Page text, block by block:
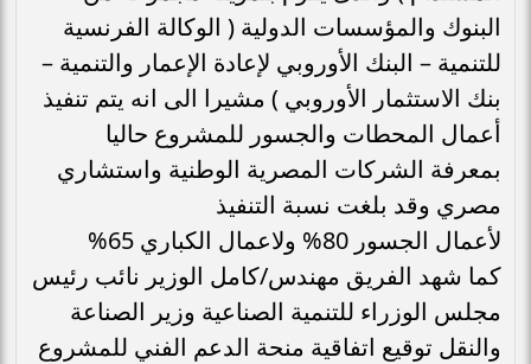
البنوك والمؤسسات الدولية ( الوكالة الفرنسية
للتنمية – البنك الأوروبي لإعادة الإعمار والتنمية –
بنك الاستثمار الأوروبي ) مشيرا الى انه يتم تنفيذ
أعمال المحطات والجسور للمشروع حاليا
بمعرفة الشركات المصرية الوطنية واستشاري
مصري وقد بلغت نسبة التنفيذ
لأعمال الجسور 80% ولاعمال الكباري 65%
كما شهد الفريق مهندس/كامل الوزير نائب رئيس
مجلس الوزراء للتنمية الصناعية وزير الصناعة
والنقل توقيع اتفاقية منحة الدعم الفني للمشروع